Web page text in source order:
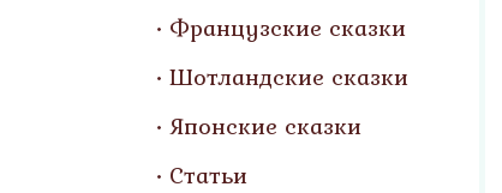
Французские сказки
Шотландские сказки
Японские сказки
Статьи